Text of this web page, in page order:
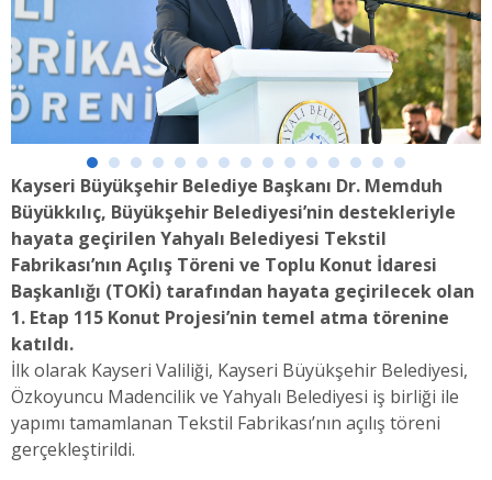
Kayseri Büyükşehir Belediye Başkanı Dr. Memduh
Büyükkılıç, Büyükşehir Belediyesi’nin destekleriyle
hayata geçirilen Yahyalı Belediyesi Tekstil
Fabrikası’nın Açılış Töreni ve Toplu Konut İdaresi
Başkanlığı (TOKİ) tarafından hayata geçirilecek olan
1. Etap 115 Konut Projesi’nin temel atma törenine
katıldı.
İlk olarak Kayseri Valiliği, Kayseri Büyükşehir Belediyesi,
Özkoyuncu Madencilik ve Yahyalı Belediyesi iş birliği ile
yapımı tamamlanan Tekstil Fabrikası’nın açılış töreni
gerçekleştirildi.